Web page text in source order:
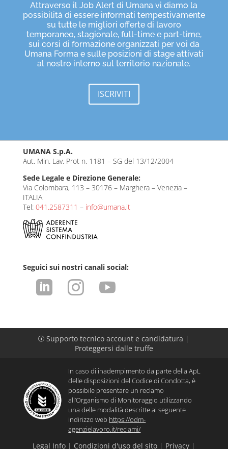
Attraverso il Job Alert di Umana vi diamo la
possibilità di essere informati tempestivamente
su tutte le migliori offerte di lavoro
temporaneo, stagionale, full-time e part-time,
sui corsi di formazione organizzati per voi da
Umana Forma e sulle posizioni di stage attivati
al nostro interno sul territorio nazionale.
ISCRIVITI
UMANA S.p.A.
Aut. Min. Lav. Prot n. 1181 – SG del 13/12/2004
Sede Legale e Direzione Generale:
Via Colombara, 113 – 30176 – Marghera – Venezia –
ITALIA
Tel: 041.2587311 – info@umana.it
Seguici sui nostri canali social:
  
p Supporto tecnico account e candidatura |
Proteggersi dalle truffe
In caso di inadempimento da parte della ApL
delle disposizioni del Codice di Condotta, è
possibile presentare un reclamo
all’Organismo di Monitoraggio utilizzando
una delle modalità descritte al seguente
indirizzo web https://odm-
agenzielavoro.it/reclami/
Legal Info| Condizioni d'uso del sito| Privacy|